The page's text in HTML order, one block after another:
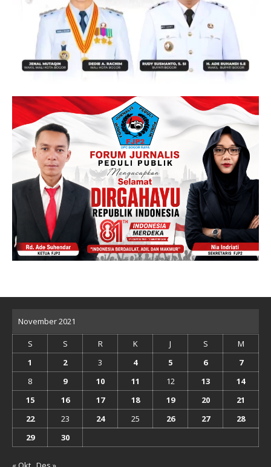
November 2021
S S R K J S
M
1
2 3 4 5 6
7
8
9 10 11 12 13
14
15
16 17 18 19 20
21
22
23 24 25 26 27
28
29
30